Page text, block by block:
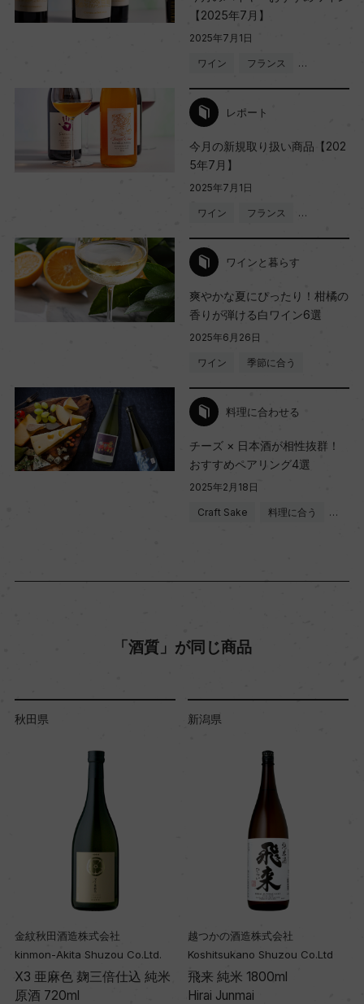
【2025年7月】
2025年7月1日
ワイン フランス …
レポート
今月の新規取り扱い商品【202
5年7月】
2025年7月1日
ワイン フランス …
ワインと暮らす
爽やかな夏にぴったり！柑橘の
香りが弾ける白ワイン6選
2025年6月26日
ワイン 季節に合う
料理に合わせる
チーズ × 日本酒が相性抜群！
おすすめペアリング4選
2025年2月18日
Craft Sake 料理に合う …
「酒質」が同じ商品
秋田県
金紋秋田酒造株式会社
kinmon-Akita Shuzou Co.Ltd.
X3 亜麻色 麹三倍仕込 純米
原酒 720ml
新潟県
越つかの酒造株式会社
Koshitsukano Shuzou Co.Ltd
飛来 純米 1800ml
Hirai Junmai